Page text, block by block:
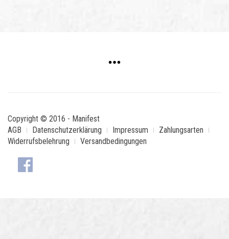
Copyright © 2016 - Manifest
AGB
Datenschutzerklärung Impressum
Zahlungsarten
Widerrufsbelehrung
Versandbedingungen